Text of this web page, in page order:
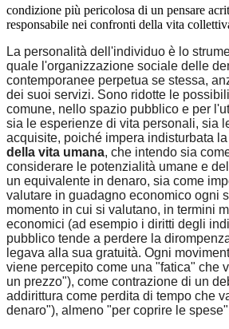
condizione più pericolosa di un pensare
responsabile nei confronti della vita
La personalità dell'individuo è lo
quale l'organizzazione sociale delle
contemporanee perpetua se stessa,
dei suoi servizi. Sono ridotte le
comune, nello spazio pubblico e per
sia le esperienze di vita personali, sia
acquisite, poiché impera indisturbata la
della vita umana, che intendo sia
considerare le potenzialità umane e
un equivalente in denaro, sia come
valutare in guadagno economico ogni
momento in cui si valutano, in termini
economici (ad esempio i diritti degli
pubblico tende a perdere la
legava alla sua gratuità. Ogni
viene percepito come una "fatica" che
un prezzo"), come contrazione di un
addirittura come perdita di tempo che
denaro"), almeno "per coprire le